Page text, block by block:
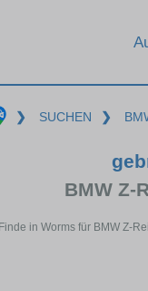
❯ SUCHEN ❯
BMW Z-
Finde in Worms für BMW Z-